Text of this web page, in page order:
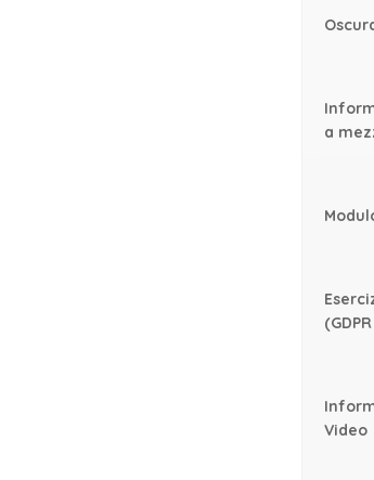
a
Video